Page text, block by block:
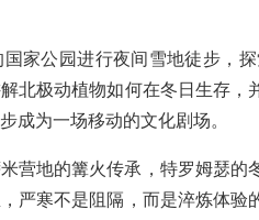
家公园进行夜间雪地徒步，
北极动植物如何在冬日生存
成为一场移动的文化剧场。
营地的篝火传承，特罗姆瑟
严寒不是阻隔，而是淬炼体